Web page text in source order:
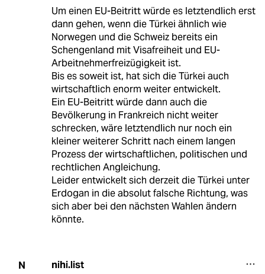
Um einen EU-Beitritt würde es letztendlich erst
dann gehen, wenn die Türkei ähnlich wie
Norwegen und die Schweiz bereits ein
Schengenland mit Visafreiheit und EU-
Arbeitnehmerfreizügigkeit ist.
Bis es soweit ist, hat sich die Türkei auch
wirtschaftlich enorm weiter entwickelt.
Ein EU-Beitritt würde dann auch die
Bevölkerung in Frankreich nicht weiter
schrecken, wäre letztendlich nur noch ein
kleiner weiterer Schritt nach einem langen
Prozess der wirtschaftlichen, politischen und
rechtlichen Angleichung.
Leider entwickelt sich derzeit die Türkei unter
Erdogan in die absolut falsche Richtung, was
sich aber bei den nächsten Wahlen ändern
könnte.
N nihi.list